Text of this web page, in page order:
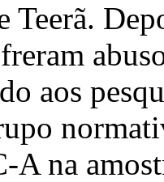
Teerã.
aos
A na